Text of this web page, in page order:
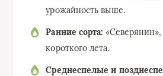
урожайность выше.
Ранние сорта:
короткого лета.
Среднеспелые и